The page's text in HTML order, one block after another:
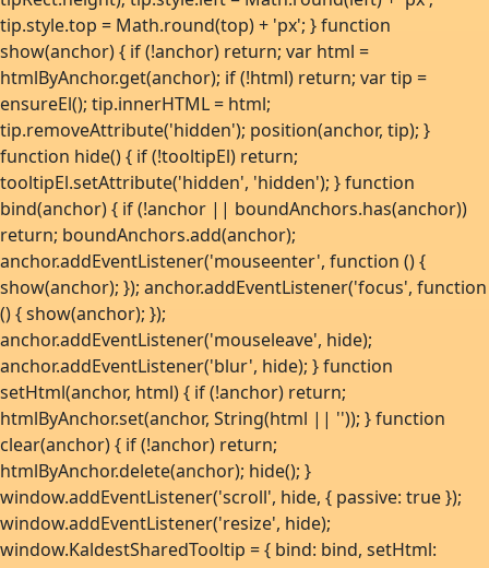
tip.style.top = Math.round(top) + 'px'; } function
show(anchor) { if (!anchor) return; var html =
htmlByAnchor.get(anchor); if (!html) return; var tip =
ensureEl(); tip.innerHTML = html;
tip.removeAttribute('hidden'); position(anchor, tip); }
function hide() { if (!tooltipEl) return;
tooltipEl.setAttribute('hidden', 'hidden'); } function
bind(anchor) { if (!anchor || boundAnchors.has(anchor))
return; boundAnchors.add(anchor);
anchor.addEventListener('mouseenter', function () {
show(anchor); }); anchor.addEventListener('focus', function
() { show(anchor); });
anchor.addEventListener('mouseleave', hide);
anchor.addEventListener('blur', hide); } function
setHtml(anchor, html) { if (!anchor) return;
htmlByAnchor.set(anchor, String(html || '')); } function
clear(anchor) { if (!anchor) return;
htmlByAnchor.delete(anchor); hide(); }
window.addEventListener('scroll', hide, { passive: true });
window.addEventListener('resize', hide);
window.KaldestSharedTooltip = { bind: bind, setHtml: